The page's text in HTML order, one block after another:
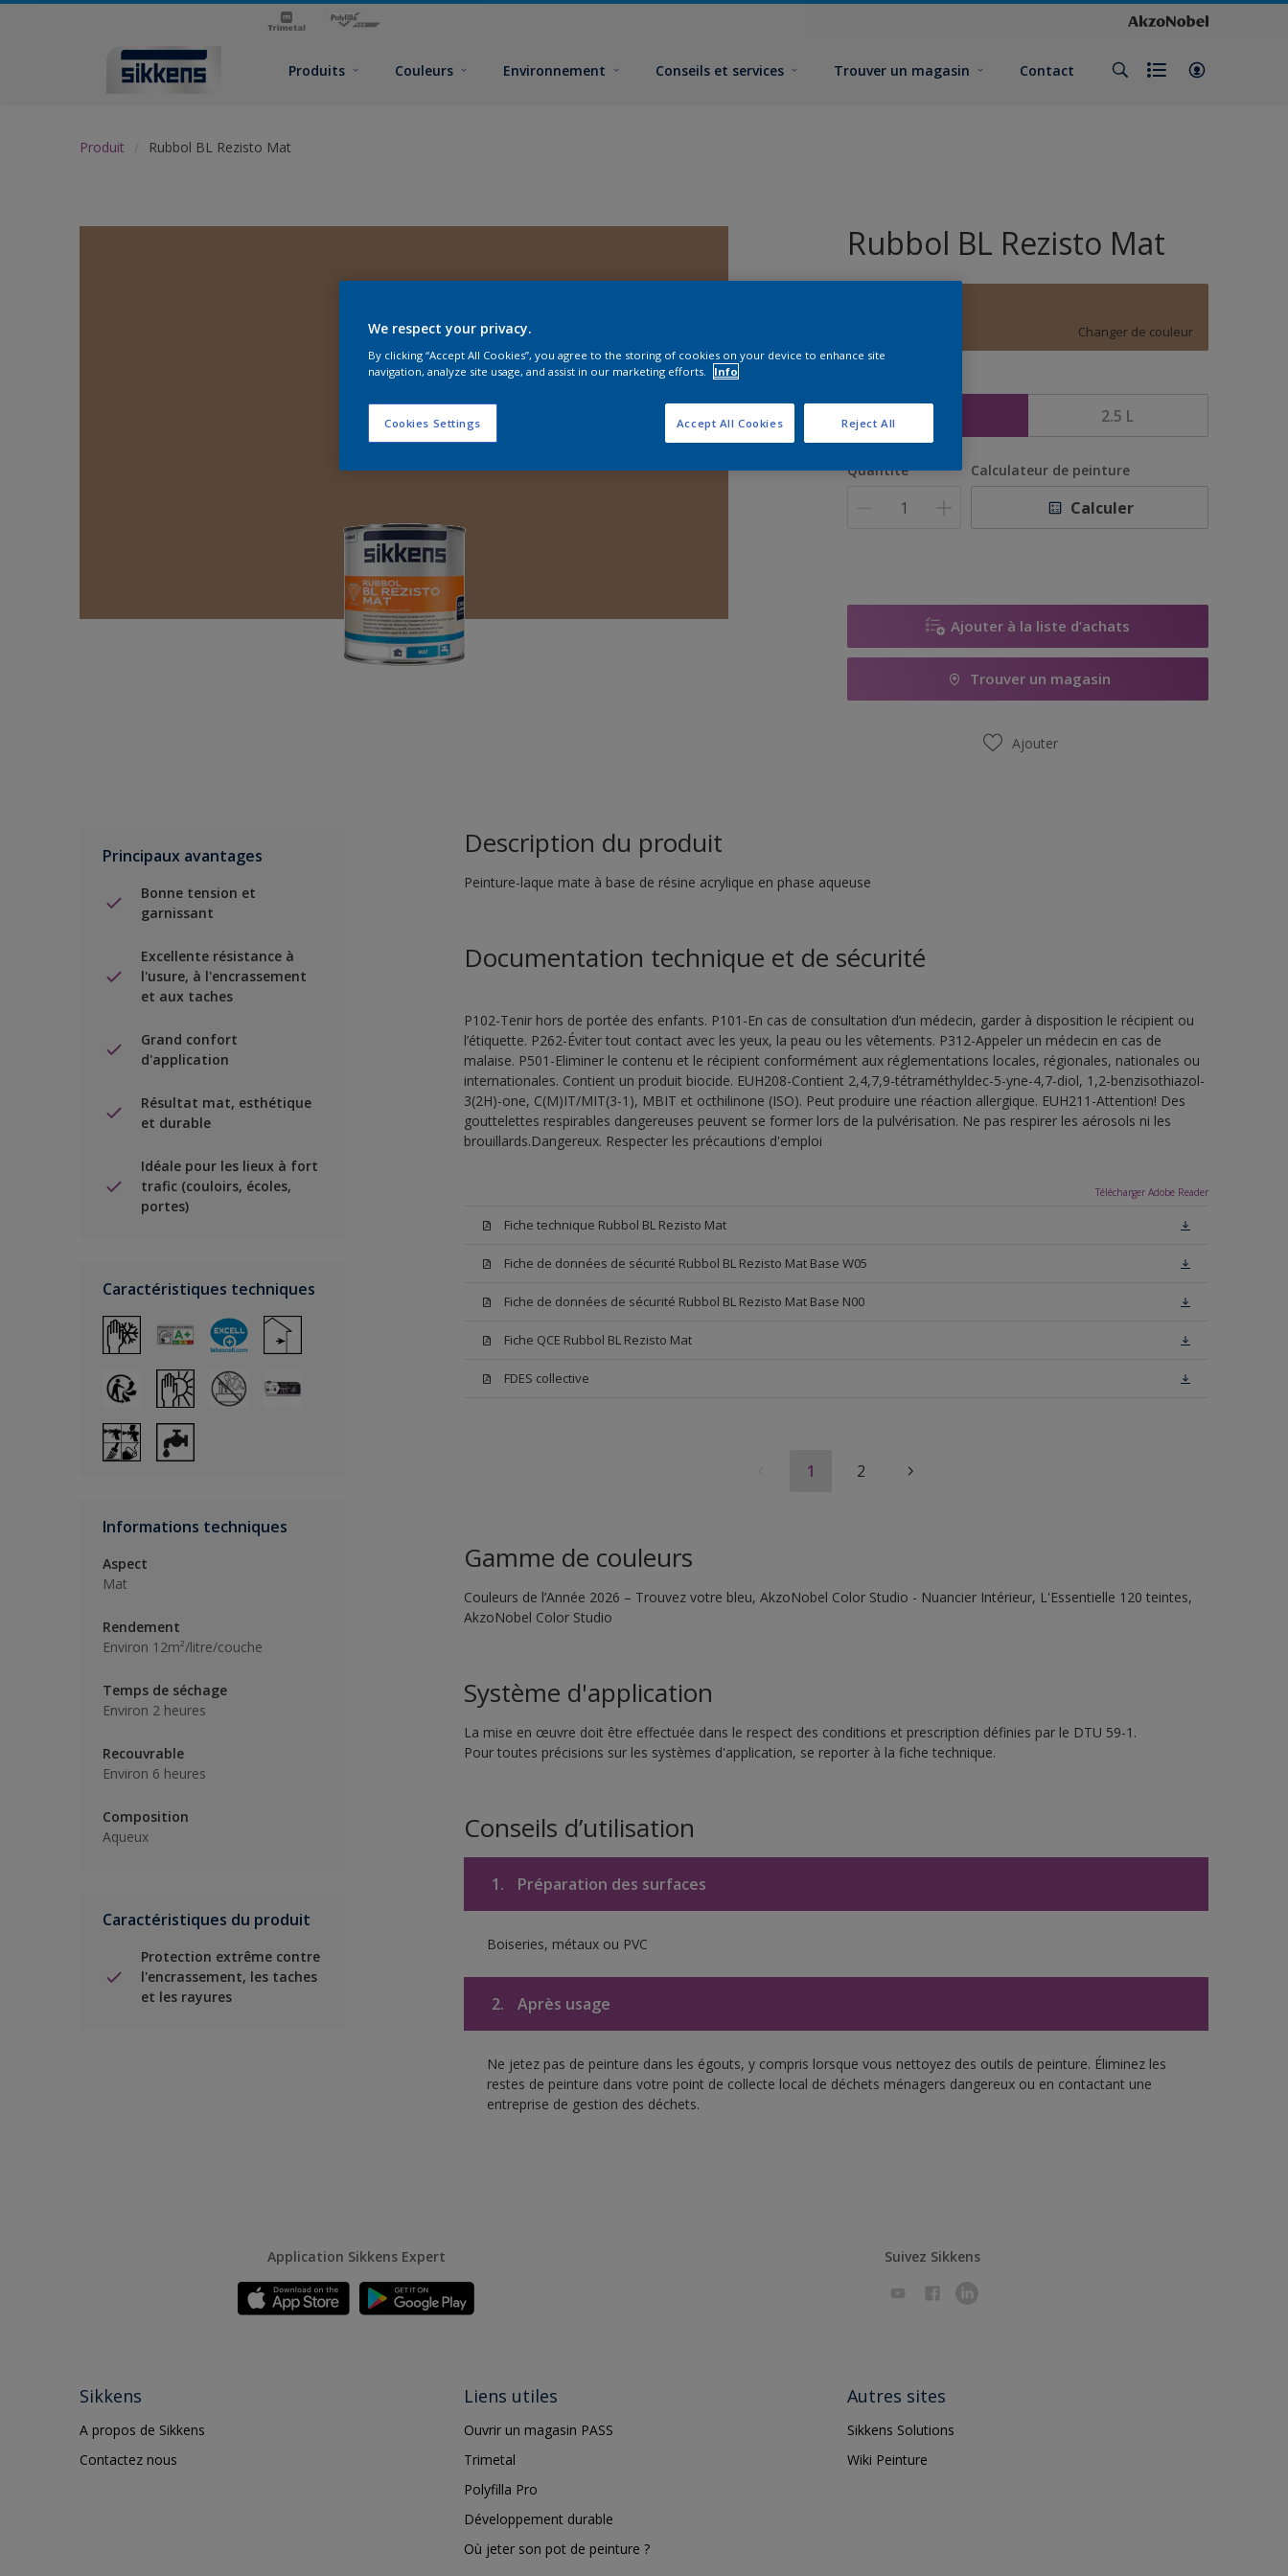
Produits Couleurs Environnement Conseils et services Trouver un magasin Contact
Produit Rubbol BL Rezisto Mat
Rubbol BL Rezisto Mat
Changer de couleur
2.5 L
Quantité Calculateur de peinture
Calculer
Ajouter à la liste d’achats
Trouver un magasin
Ajouter
Principaux avantages
Bonne tension et
garnissant
Excellente résistance à
l'usure, à l'encrassement
et aux taches
Grand confort
d'application
Résultat mat, esthétique
et durable
Idéale pour les lieux à fort
trafic (couloirs, écoles,
portes)
Caractéristiques techniques
Informations techniques
Aspect
Mat
Rendement
Environ 12m²/litre/couche
Temps de séchage
Environ 2 heures
Recouvrable
Environ 6 heures
Composition
Aqueux
Caractéristiques du produit
Protection extrême contre
l'encrassement, les taches
et les rayures
Description du produit
Peinture-laque mate à base de résine acrylique en phase aqueuse
Documentation technique et de sécurité
P102-Tenir hors de portée des enfants. P101-En cas de consultation d’un médecin, garder à disposition le récipient ou
l’étiquette. P262-Éviter tout contact avec les yeux, la peau ou les vêtements. P312-Appeler un médecin en cas de
malaise. P501-Eliminer le contenu et le récipient conformément aux réglementations locales, régionales, nationales ou
internationales. Contient un produit biocide. EUH208-Contient 2,4,7,9-tétraméthyldec-5-yne-4,7-diol, 1,2-benzisothiazol-
3(2H)-one, C(M)IT/MIT(3-1), MBIT et octhilinone (ISO). Peut produire une réaction allergique. EUH211-Attention! Des
gouttelettes respirables dangereuses peuvent se former lors de la pulvérisation. Ne pas respirer les aérosols ni les
brouillards.Dangereux. Respecter les précautions d'emploi
Télécharger Adobe Reader
Fiche technique Rubbol BL Rezisto Mat
Fiche de données de sécurité Rubbol BL Rezisto Mat Base W05
Fiche de données de sécurité Rubbol BL Rezisto Mat Base N00
Fiche QCE Rubbol BL Rezisto Mat
FDES collective
1 2
Gamme de couleurs
Couleurs de l’Année 2026 – Trouvez votre bleu, AkzoNobel Color Studio - Nuancier Intérieur, L'Essentielle 120 teintes,
AkzoNobel Color Studio
Système d'application
La mise en œuvre doit être effectuée dans le respect des conditions et prescription définies par le DTU 59-1.
Pour toutes précisions sur les systèmes d'application, se reporter à la fiche technique.
Conseils d’utilisation
1. Préparation des surfaces
Boiseries, métaux ou PVC
2. Après usage
Ne jetez pas de peinture dans les égouts, y compris lorsque vous nettoyez des outils de peinture. Éliminez les
restes de peinture dans votre point de collecte local de déchets ménagers dangereux ou en contactant une
entreprise de gestion des déchets.
Application Sikkens Expert Suivez Sikkens
Sikkens
A propos de Sikkens
Contactez nous
Liens utiles
Ouvrir un magasin PASS
Trimetal
Polyfilla Pro
Développement durable
Où jeter son pot de peinture ?
Autres sites
Sikkens Solutions
Wiki Peinture
We respect your privacy.
By clicking “Accept All Cookies”, you agree to the storing of cookies on your device to enhance site
navigation, analyze site usage, and assist in our marketing efforts.
Info
Cookies Settings Reject All
Accept All Cookies